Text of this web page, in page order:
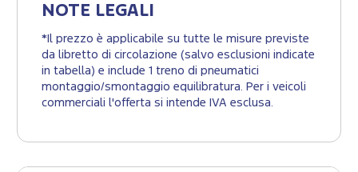
NOTE LEGALI
*Il prezzo è applicabile su tutte le misure previste
da libretto di circolazione (salvo esclusioni indicate
in tabella) e include 1 treno di pneumatici
montaggio/smontaggio equilibratura. Per i veicoli
commerciali l'offerta si intende IVA esclusa.